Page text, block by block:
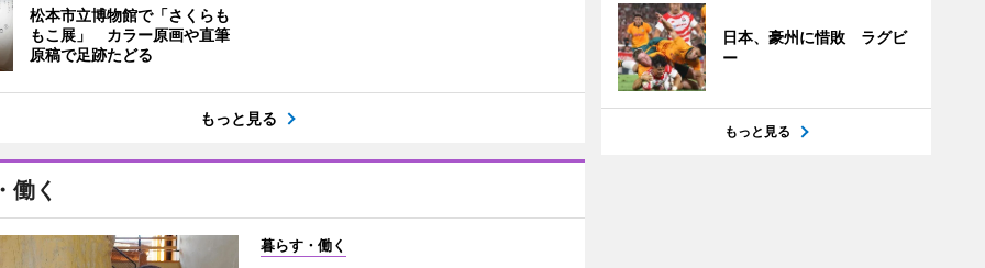
松本市立博物館で「さくらも
もこ展」 カラー原画や直筆
原稿で足跡たどる
もっと見る
働く
暮らす・働く
日本、豪州に惜敗 ラグビ
ー
もっと見る